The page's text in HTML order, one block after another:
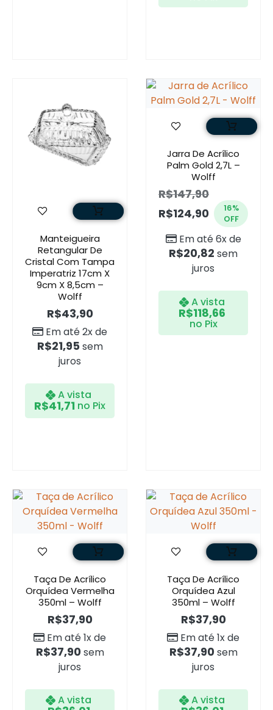
Manteigueira
Retangular De
Cristal Com Tampa
Imperatriz 17cm X
9cm X 8,5cm –
Wolff
R$43,90
Em até 2x de
R$21,95 sem
juros
A vista
R$41,71 no Pix
Jarra De Acrílico
Palm Gold 2,7L –
Wolff
R$147,90
R$124,90
16%
OFF
Em até 6x de
R$20,82 sem
juros
A vista
R$118,66
no Pix
Taça De Acrílico
Orquídea Vermelha
350ml – Wolff
R$37,90
Em até 1x de
R$37,90 sem
juros
A vista
Taça De Acrílico
Orquídea Azul
350ml – Wolff
R$37,90
Em até 1x de
R$37,90 sem
juros
A vista